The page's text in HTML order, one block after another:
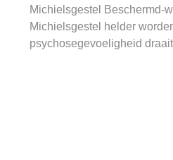
Michielsgestel Beschermd-
Michielsgestel helder
psychosegevoeligheid